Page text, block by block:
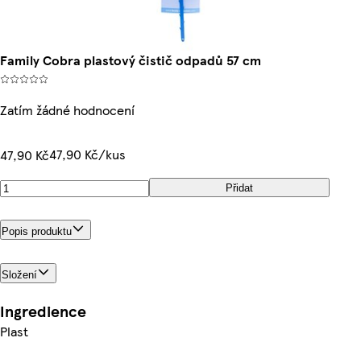
Family Cobra plastový čistič odpadů 57 cm
Zatím žádné hodnocení
47,90 Kč47,90 Kč/kus
Přidat
Popis produktu
Složení
Ingredience
Plast